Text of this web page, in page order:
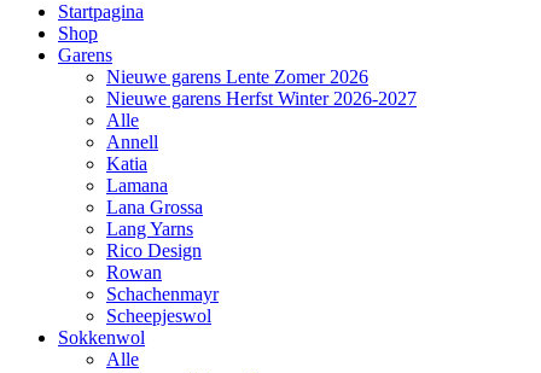
Startpagina
Shop
Garens
Nieuwe garens Lente Zomer 2026
Nieuwe garens Herfst Winter 2026-2027
Alle
Annell
Katia
Lamana
Lana Grossa
Lang Yarns
Rico Design
Rowan
Schachenmayr
Scheepjeswol
Sokkenwol
Alle